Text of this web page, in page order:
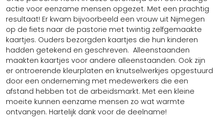
Oecumene
Inschrijven in de Parochie
Adreswijziging doorgeven
Kerkbijdrage/Doneren
ANBI
Tarieven
Preventiebeleid
Kerkhofreglement
Oproep voor vrijwilligers / vacatures
Huwelijk
Ziekenzalving
Uitvaart
Nieuws
Inspiratie
Contact
Misintenties
actie voor eenzame mensen opgezet. Met een prachtig
resultaat! Er kwam bijvoorbeeld een vrouw uit Nijmegen
op de fiets naar de pastorie met twintig zelfgemaakte
kaartjes. Ouders bezorgden kaartjes die hun kinderen
hadden getekend en geschreven. Alleenstaanden
maakten kaartjes voor andere alleenstaanden. Ook zijn
er ontroerende kleurplaten en knutselwerkjes opgestuurd
door een onderneming met medewerkers die een
afstand hebben tot de arbeidsmarkt. Met een kleine
moeite kunnen eenzame mensen zo wat warmte
ontvangen. Hartelijk dank voor de deelname!